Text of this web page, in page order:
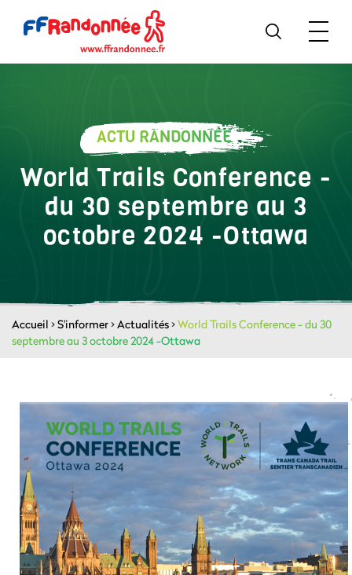
ACTU RANDONNÉE
World Trails Conference -
du 30 septembre au 3
octobre 2024 -Ottawa
Accueil >S'informer>Actualités>World Trails Conference - du 30
septembre au 3 octobre 2024 -Ottawa